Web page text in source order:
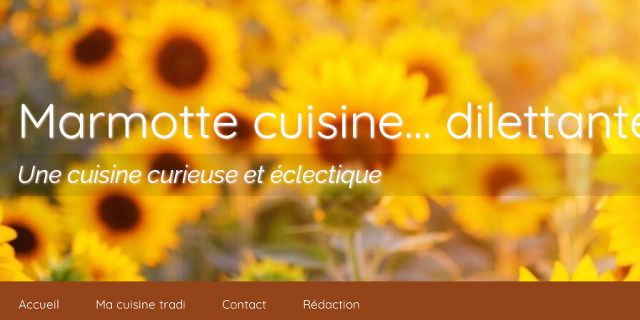
Aller au contenu
Marmotte cuisine…
Une cuisine curieuse et éclectique
Accueil Ma cuisine tradi Contact Rédaction